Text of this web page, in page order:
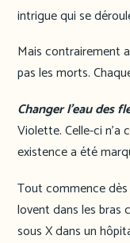
intrigue qui se
Mais contrairement
pas les morts.
Changer l’eau des
Violette. Celle-ci n’a
existence a été
Tout commence dès
lovent dans les bras
sous X dans un